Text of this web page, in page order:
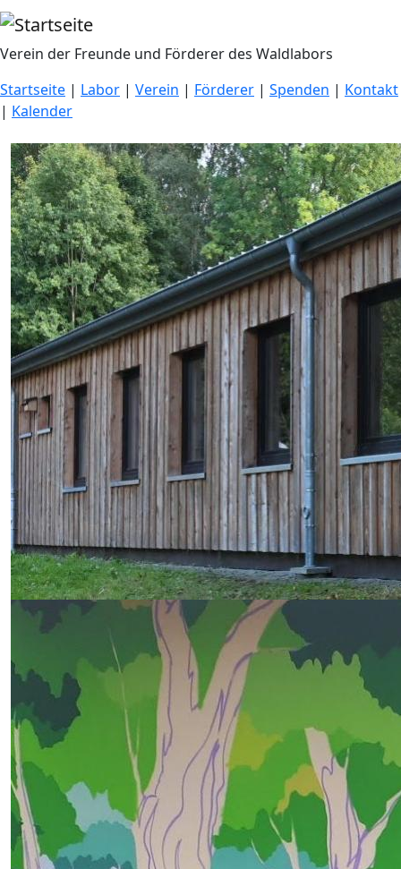
Direkt zum Inhalt
Verein der Freunde und Förderer des Waldlabors
Startseite | Labor | Verein | Förderer | Spenden | Kontakt
| Kalender